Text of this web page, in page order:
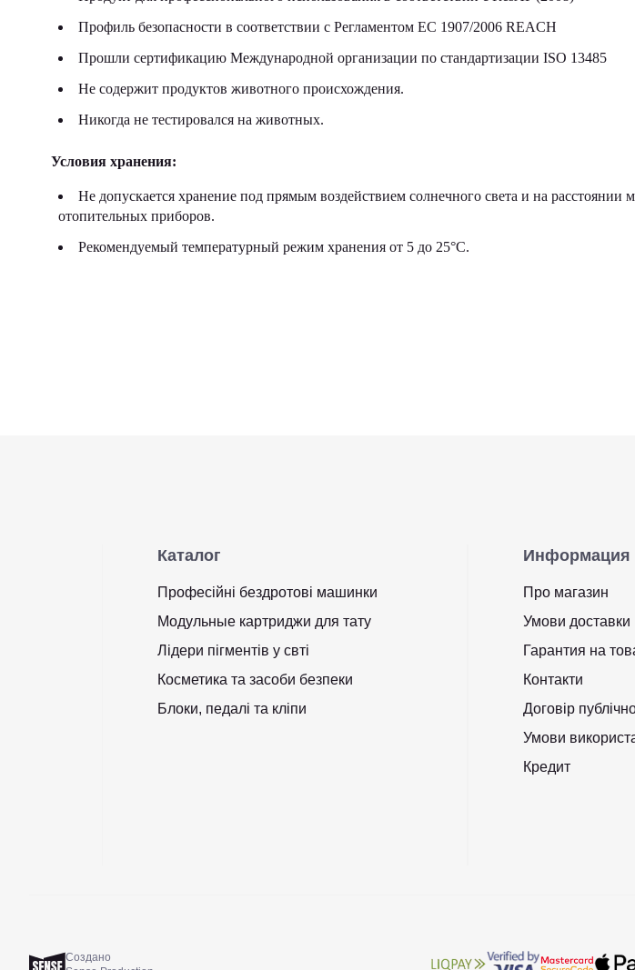
Профиль безопасности в соответствии с Регламентом ЕС 1907/2006 REACH
Прошли сертификацию Международной организации по стандартизации ISO 13485
Не содержит продуктов животного происхождения.
Никогда не тестировался на животных.
Условия хранения:
Не допускается хранение под прямым воздействием солнечного света и на расстоянии
отопительных приборов.
Рекомендуемый температурный режим хранения от 5 до 25°С.
Каталог
Професійні бездротові машинки
Модульные картриджи для тату
Лідери пігментів у свті
Косметика та засоби безпеки
Блоки, педалі та кліпи
Информация
Про магазин
Умови доставки
Гарантия на
Контакти
Договір
Умови
Кредит
Создано